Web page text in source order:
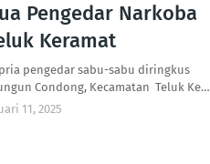
Pengedar Narkoba
Keramat
pengedar sabu-sabu diringkus
Condong, Kecamatan Teluk Ke…
11, 2025